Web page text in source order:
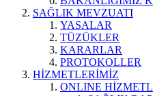
SAĞLIK MEVZUATI
YASALAR
TÜZÜKLER
KARARLAR
PROTOKOLLER
HİZMETLERİMİZ
ONLINE